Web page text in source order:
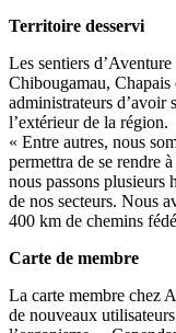
Territoire desservi
Les sentiers
Chibougamau, Chapais
administrateurs d’avoir
l’extérieur de la région.
« Entre autres, nous
permettra de se rendre
nous passons plusieurs
de nos secteurs. Nous
400 km de chemins
Carte de membre
La carte membre chez
de nouveaux